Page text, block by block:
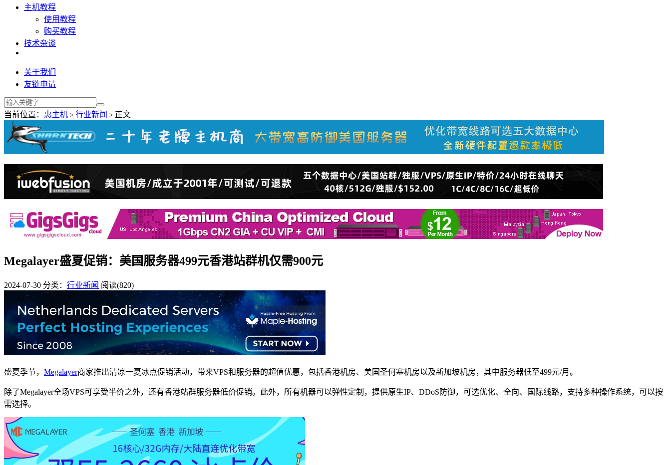
主机教程
使用教程
购买教程
技术杂谈
关于我们
友链申请
当前位置： 惠主机 > 行业新闻 > 正文
Megalayer盛夏促销：美国服务器499元香港站群机仅需900元
2024-07-30 分类： 行业新闻 阅读(820)
盛夏季节， Megalayer商家推出清凉一夏冰点促销活动，带来VPS和服务器的超值优惠，包括香港机房、美国圣何塞机房以及新加坡机房，其中服务器低至499元/月。
除了Megalayer全场VPS可享受半价之外，还有香港站群服务器低价促销。此外，所有机器可以弹性定制，提供原生IP、DDoS防御，可选优化、全向、国际线路，支持多种操作系统，可以按
需选择。